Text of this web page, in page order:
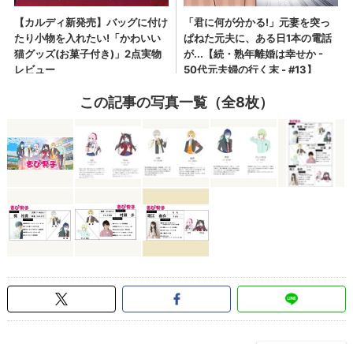
この記事の写真一覧（全8枚）